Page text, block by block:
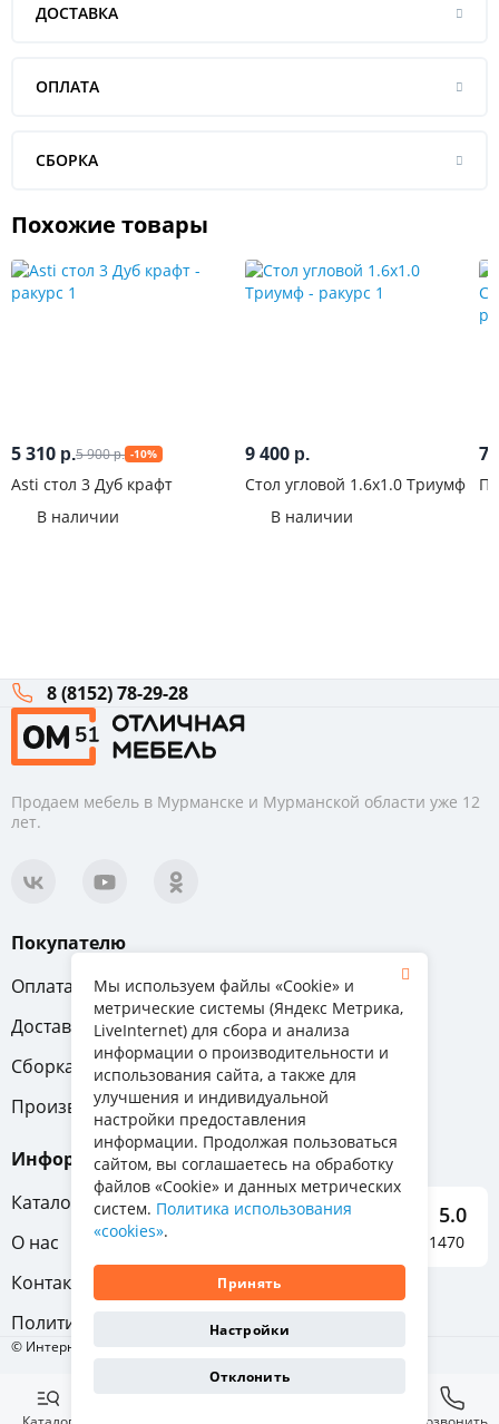
ДОСТАВКА
ОПЛАТА
СБОРКА
Похожие товары
5 310 р.5 900р. -10%
Asti стол 3 Дуб крафт
В наличии
9 400 р.
Стол угловой 1.6х1.0 Триумф
В наличии
7
8 (8152) 78-29-28
Продаем мебель в Мурманске и Мурманской области уже 12
лет.
Покупателю
Оплата
Вопрос-ответ
Доставка
Обмен и возврат
Сборка
Гарантия
Производители
Информация
Каталог мебели
О нас
Контакты
Политика конфиденциальности
5.0
Отзывы о нас 1470
© Интернет-магазин «Отличная мебель», 2011-2026
Мы используем файлы «Cookie» и
метрические системы (Яндекс Метрика,
LiveInternet) для сбора и анализа
информации о производительности и
использования сайта, а также для
улучшения и индивидуальной
настройки предоставления
информации. Продолжая пользоваться
сайтом, вы соглашаетесь на обработку
файлов «Cookie» и данных метрических
систем. Политика использования
«cookies».
Принять
Настройки
Отклонить